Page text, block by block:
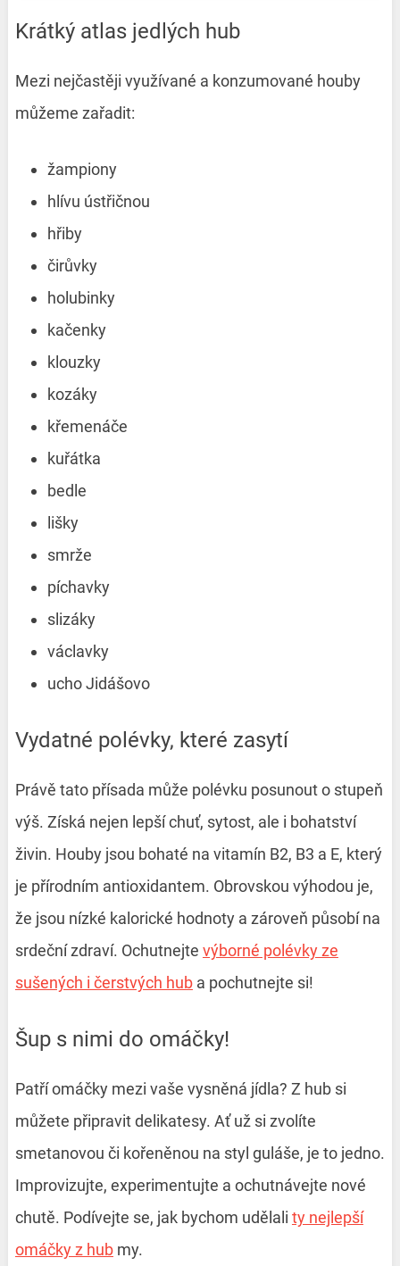
Krátký atlas jedlých hub
Mezi nejčastěji využívané a konzumované houby
můžeme zařadit:
žampiony
hlívu ústřičnou
hřiby
čirůvky
holubinky
kačenky
klouzky
kozáky
křemenáče
kuřátka
bedle
lišky
smrže
píchavky
slizáky
václavky
ucho Jidášovo
Vydatné polévky, které zasytí
Právě tato přísada může polévku posunout o stupeň
výš. Získá nejen lepší chuť, sytost, ale i bohatství
živin. Houby jsou bohaté na vitamín B2, B3 a E, který
je přírodním antioxidantem. Obrovskou výhodou je,
že jsou nízké kalorické hodnoty a zároveň působí na
srdeční zdraví. Ochutnejte výborné polévky ze
sušených i čerstvých huba pochutnejte si!
Šup s nimi do omáčky!
Patří omáčky mezi vaše vysněná jídla? Z hub si
můžete připravit delikatesy. Ať už si zvolíte
smetanovou či kořeněnou na styl guláše, je to jedno.
Improvizujte, experimentujte a ochutnávejte nové
chutě. Podívejte se, jak bychom udělali ty nejlepší
omáčky z hubmy.